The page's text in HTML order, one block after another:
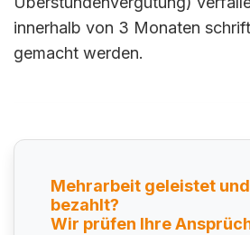
innerhalb von 3 Monaten
gemacht werden.
Mehrarbeit geleistet
bezahlt?
Wir prüfen Ihre